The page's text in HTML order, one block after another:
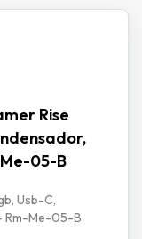
Rise
05-B
Usb-C,
Rm-Me-05-B